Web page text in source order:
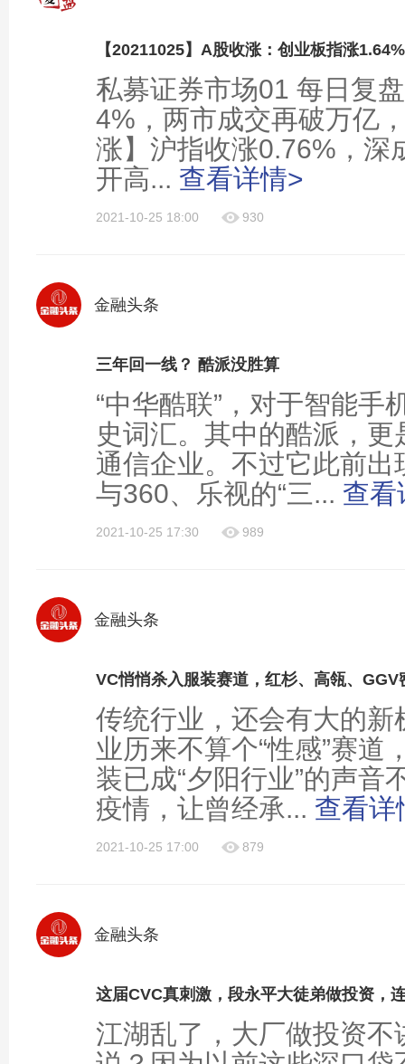
【20211025】A股收涨：创业板指涨
私募证券市场01 每日复
4%，两市成交再破万亿
涨】沪指收涨0.76%，深
开高... 查看详情>
2021-10-25 18:00 930
金融头条
三年回一线？ 酷派没胜算
“中华酷联”，对于智能手
史词汇。其中的酷派，
通信企业。不过它此前
与360、乐视的“三... 查看
2021-10-25 17:30 989
金融头条
VC悄悄杀入服装赛道，红杉、高瓴、
传统行业，还会有大的
业历来不算个“性感”赛道
装已成“夕阳行业”的声音
疫情，让曾经承... 查看详
2021-10-25 17:00 879
金融头条
这届CVC真刺激，段永平大徒弟做投资，
江湖乱了，大厂做投资